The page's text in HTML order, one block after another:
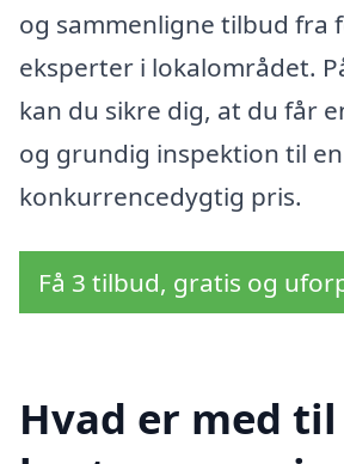
og sammenligne tilbud fra
eksperter i lokalområdet.
kan du sikre dig, at du får
og grundig inspektion til en
konkurrencedygtig pris.
Få 3 tilbud, gratis og
Hvad er med